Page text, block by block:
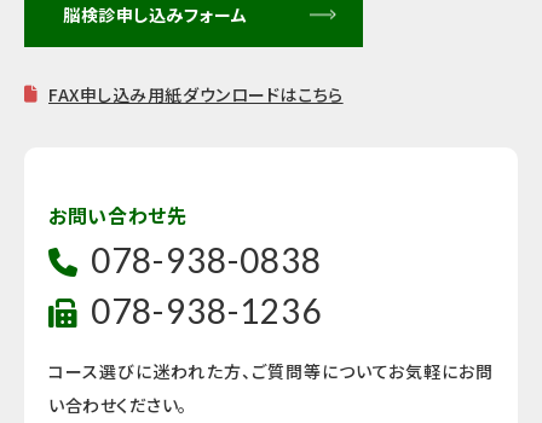
脳検診申し込みフォーム
FAX申し込み用紙ダウンロードはこちら
お問い合わせ先
078-938-0838
078-938-1236
コース選びに迷われた方、ご質問等についてお気軽にお問
い合わせください。